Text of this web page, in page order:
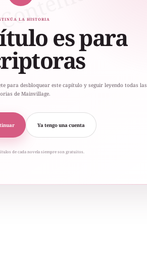
LA HISTORIA
es para
para desbloquear este capítulo y seguir leyendo todas las
de Mainvillage.
Ya tengo una cuenta
de cada novela siempre son gratuitos.